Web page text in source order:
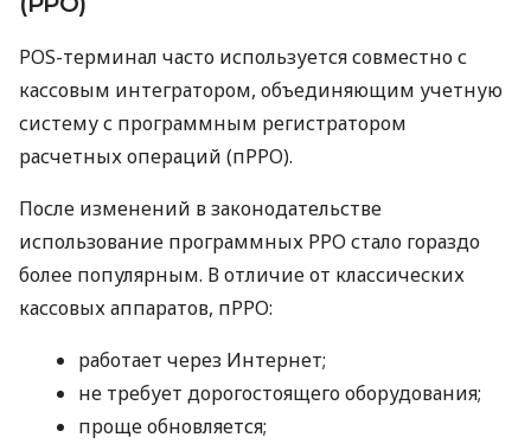
POS-терминал часто используется совместно с
кассовым интегратором, объединяющим учетную
систему с программным регистратором
расчетных операций (пРРО).
После изменений в законодательстве
использование программных РРО стало гораздо
более популярным. В отличие от классических
кассовых аппаратов, пРРО:
работает через Интернет;
не требует дорогостоящего оборудования;
проще обновляется;